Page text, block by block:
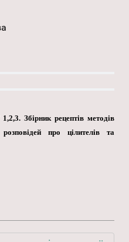
Збірник рецептів методів
про цілителів та